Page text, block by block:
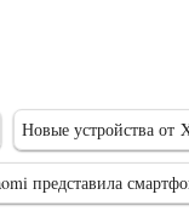
Новые устройства
представила